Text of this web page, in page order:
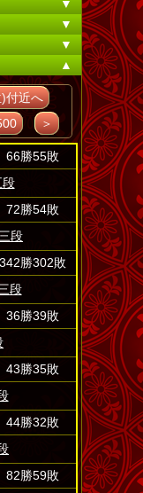
▼
▼
▼
▲
付近へ
＞
66勝55敗
段
72勝54敗
段
342勝302敗
段
36勝39敗
43勝35敗
44勝32敗
82勝59敗